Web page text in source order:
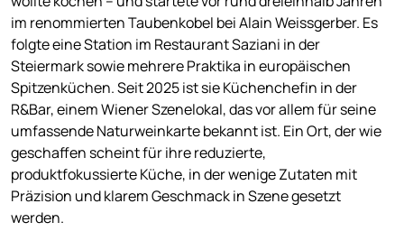
im renommierten Taubenkobel bei Alain Weissgerber. Es
folgte eine Station im Restaurant Saziani in der
Steiermark sowie mehrere Praktika in europäischen
Spitzenküchen. Seit 2025 ist sie Küchenchefin in der
R&Bar, einem Wiener Szenelokal, das vor allem für seine
umfassende Naturweinkarte bekannt ist. Ein Ort, der wie
geschaffen scheint für ihre reduzierte,
produktfokussierte Küche, in der wenige Zutaten mit
Präzision und klarem Geschmack in Szene gesetzt
werden.